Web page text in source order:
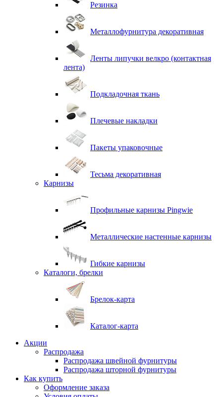
Резинка
Металлофурнитура декоративная
Ленты липучки велкро (контактная
лента)
Подкладочная ткань
Плечевые накладки
Пакеты упаковочные
Тесьма декоративная
Карнизы
Профильные карнизы Pingwie
Металлические настенные карнизы
Гибкие карнизы
Каталоги, брелки
Брелок-карта
Каталог-карта
Акции
Распродажа
Распродажа швейной фурнитуры
Распродажа шторной фурнитуры
Как купить
Оформление заказа